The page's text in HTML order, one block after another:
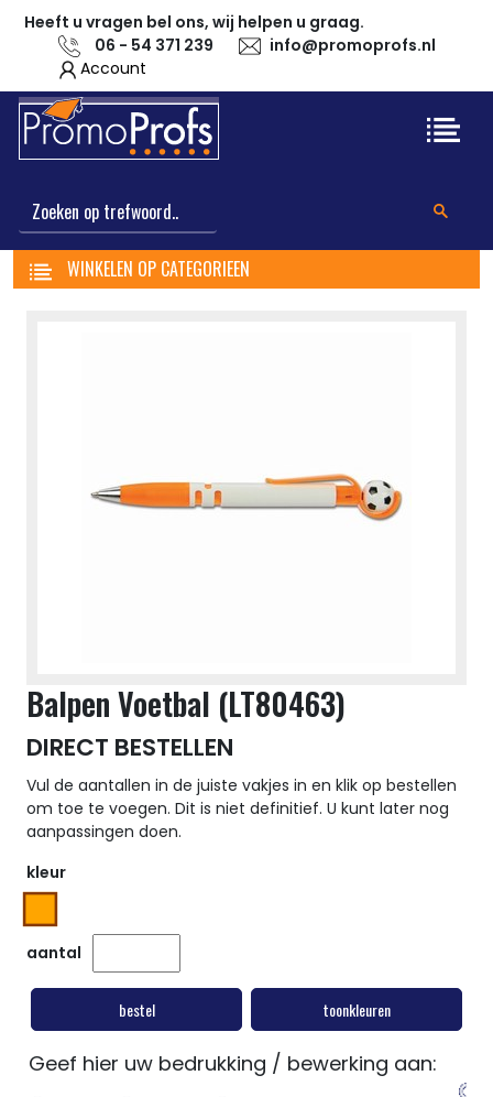
Heeft u vragen bel ons, wij helpen u graag.
06 - 54 371 239
info@promoprofs.nl
Account
WINKELEN OP CATEGORIEEN
Balpen Voetbal (LT80463)
DIRECT BESTELLEN
Vul de aantallen in de juiste vakjes in en klik op bestellen
om toe te voegen. Dit is niet definitief. U kunt later nog
aanpassingen doen.
kleur
aantal
bestel toonkleuren
Geef hier uw bedrukking / bewerking aan: